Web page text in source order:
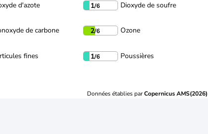
d'azote 1/6 Dioxyde de soufre
de carbone 2/6 Ozone
fines 1/6 Poussières
Données établies parCopernicus AMS(2026)